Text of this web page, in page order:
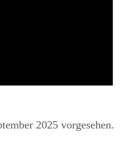
2025 vorgesehen.